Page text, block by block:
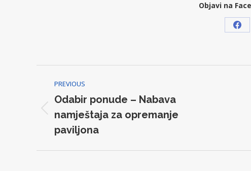
Objavi na
navigation
PREVIOUS
Previous
post:
Odabir ponude – Nabava
namještaja za opremanje
paviljona